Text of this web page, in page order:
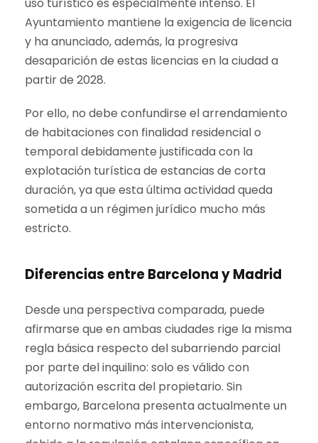
Ayuntamiento mantiene la exigencia de licencia
y ha anunciado, además, la progresiva
desaparición de estas licencias en la ciudad a
partir de 2028.
Por ello, no debe confundirse el arrendamiento
de habitaciones con finalidad residencial o
temporal debidamente justificada con la
explotación turística de estancias de corta
duración, ya que esta última actividad queda
sometida a un régimen jurídico mucho más
estricto.
Diferencias entre Barcelona y Madrid
Desde una perspectiva comparada, puede
afirmarse que en ambas ciudades rige la misma
regla básica respecto del subarriendo parcial
por parte del inquilino: solo es válido con
autorización escrita del propietario. Sin
embargo, Barcelona presenta actualmente un
entorno normativo más intervencionista,